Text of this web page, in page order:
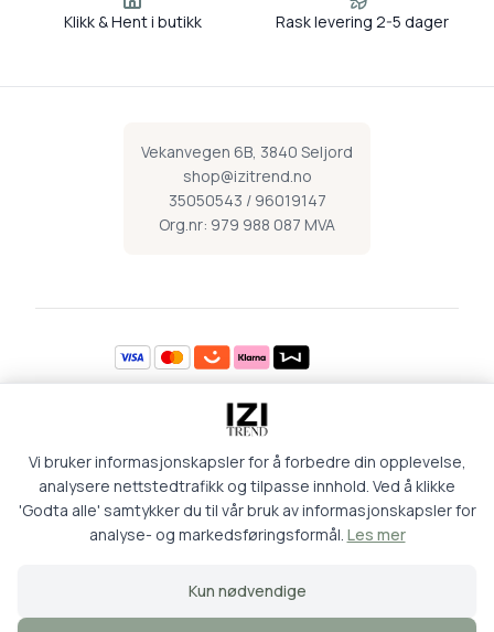
Klikk & Hent i butikk Rask levering 2-5 dager
Vekanvegen 6B, 3840 Seljord
shop@izitrend.no
35050543 / 96019147
Org.nr: 979 988 087 MVA
Mandag 09:00-16:30
Onsdag 09:00-16:30
Torsdag 09:00-18:00
Fredag 09:00-16:30
Lørdag 09:00-15:00
Retur og kjøpsbetingelser
Logg inn
Vi bruker informasjonskapsler for å forbedre din opplevelse,
analysere nettstedtrafikk og tilpasse innhold. Ved å klikke
'Godta alle' samtykker du til vår bruk av informasjonskapsler for
analyse- og markedsføringsformål. Les mer
Kun nødvendige